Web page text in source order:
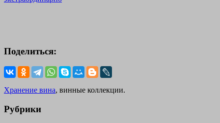
Поделиться:
Хранение вина, винные коллекции.
Рубрики